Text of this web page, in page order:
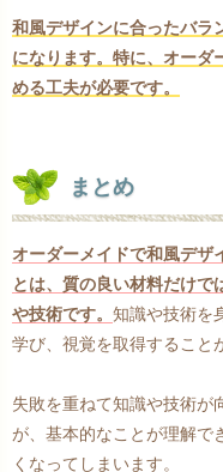
和風デザインに合ったバラ
になります。特に、オーダ
める工夫が必要です。
まとめ
オーダーメイドで和風デザ
とは、質の良い材料だけで
や技術です。 知識や技術を
学び、視覚を取得すること
失敗を重ねて知識や技術が
が、基本的なことが理解で
くなってしまいます。